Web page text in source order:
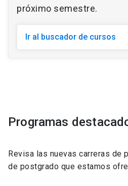
próximo semestre.
Ir al buscador de cursos
Programas
Revisa las nuevas carreras de
de postgrado que estamos